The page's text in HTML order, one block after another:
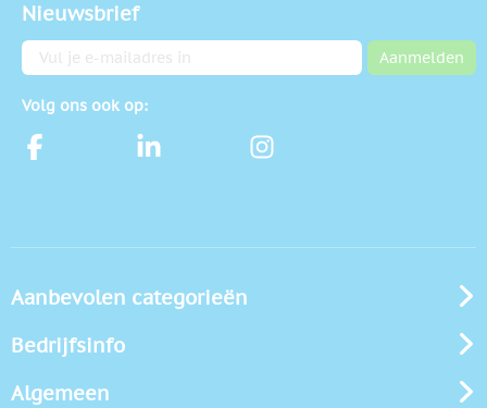
Nieuwsbrief
E-mailadres Aanmelden
Volg ons ook op:
Aanbevolen categorieën
Bedrijfsinfo
Algemeen